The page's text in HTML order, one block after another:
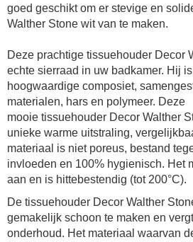
goed geschikt om er stevige en
Walther Stone witvan te maken.
Deze prachtige tissuehouder Decor
echte sierraad in uw badkamer. Hij
hoogwaardige composiet,
materialen, hars en polymeer. Deze
mooie tissuehouder Decor Walther
unieke warme uitstraling,
materiaal is niet poreus, bestand
invloeden en 100% hygienisch. Het
aan en is hittebestendig (tot 200°C).
De tissuehouder Decor Walther
gemakelijk schoon te maken en
onderhoud. Het materiaal waarvan